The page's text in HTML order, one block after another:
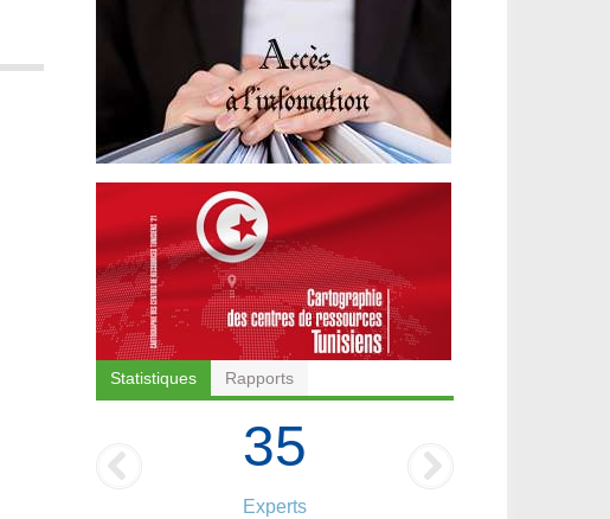
Statistiques Rapports
35
Experts